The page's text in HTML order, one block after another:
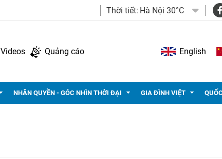
Thời tiết: Hà Nội 30°C
Videos Quảng cáo English
NHÂN QUYỀN - GÓC NHÌN THỜI ĐẠI GIA ĐÌNH VIỆT